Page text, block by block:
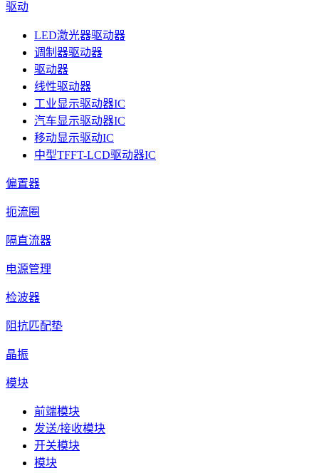
驱动
LED激光器驱动器
调制器驱动器
驱动器
线性驱动器
工业显示驱动器IC
汽车显示驱动器IC
移动显示驱动IC
中型TFFT-LCD驱动器IC
偏置器
扼流圈
隔直流器
电源管理
检波器
阻抗匹配垫
晶振
模块
前端模块
发送/接收模块
开关模块
模块